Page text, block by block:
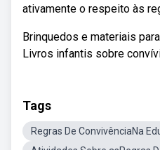
ativamente o respeito às
Brinquedos e materiais
Livros infantis sobre
Tags
Regras De ConvivênciaNa